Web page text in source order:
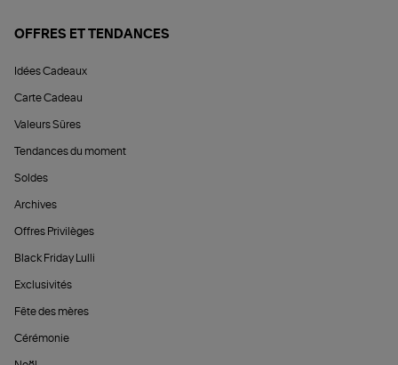
OFFRES ET TENDANCES
Idées Cadeaux
Carte Cadeau
Valeurs Sûres
Tendances du moment
Soldes
Archives
Offres Privilèges
Black Friday Lulli
Exclusivités
Fête des mères
Cérémonie